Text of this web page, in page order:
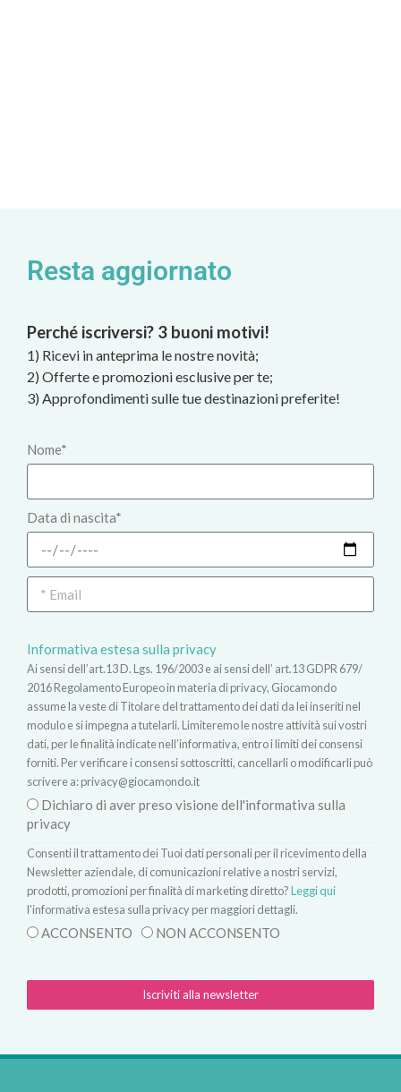
Resta aggiornato
Perché iscriversi? 3 buoni motivi!
1) Ricevi in anteprima le nostre novità;
2) Offerte e promozioni esclusive per te;
3) Approfondimenti sulle tue destinazioni preferite!
Nome*
Data di nascita*
Informativa estesa sulla privacy
Ai sensi dell’art.13 D. Lgs. 196/2003 e ai sensi dell’ art.13 GDPR 679/
2016 Regolamento Europeo in materia di privacy, Giocamondo
assume la veste di Titolare del trattamento dei dati da lei inseriti nel
modulo e si impegna a tutelarli. Limiteremo le nostre attività sui vostri
dati, per le finalità indicate nell’informativa, entro i limiti dei consensi
forniti. Per verificare i consensi sottoscritti, cancellarli o modificarli può
scrivere a:privacy@giocamondo.it
Dichiaro di aver preso visione dell'informativa sulla
privacy
Consenti il trattamento dei Tuoi dati personali per il ricevimento della
Newsletter aziendale, di comunicazioni relative a nostri servizi,
prodotti, promozioni per finalità di marketing diretto?Leggi qui
l'informativa estesa sulla privacy per maggiori dettagli.
ACCONSENTO NON ACCONSENTO
Iscriviti alla newsletter